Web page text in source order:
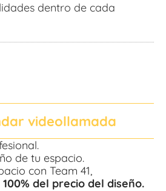
dentro de cada
videollamada
de tu espacio.
con Team 41,
del precio del diseño.